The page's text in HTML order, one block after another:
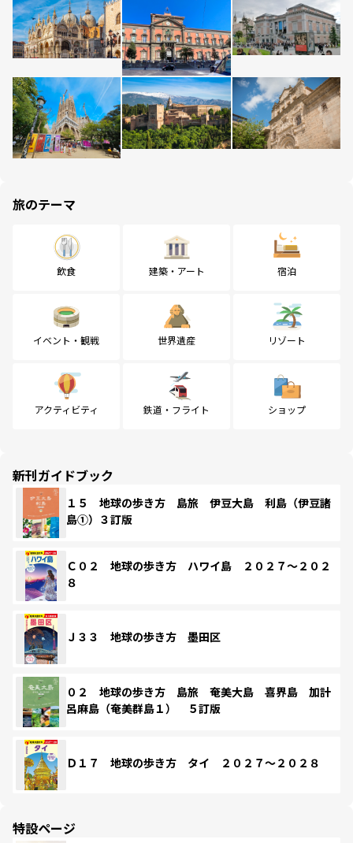
旅のテーマ
飲食 建築・アート 宿泊
イベント・観戦 世界遺産 リゾート
アクティビティ 鉄道・フライト ショップ
新刊ガイドブック
１５ 地球の歩き方 島旅 伊豆大島 利島（伊豆諸
島①）３訂版
Ｃ０２ 地球の歩き方 ハワイ島 ２０２７～２０２
８
Ｊ３３ 地球の歩き方 墨田区
０２ 地球の歩き方 島旅 奄美大島 喜界島 加計
呂麻島（奄美群島１） ５訂版
Ｄ１７ 地球の歩き方 タイ ２０２７～２０２８
特設ページ